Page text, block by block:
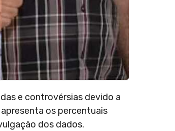
e controvérsias devido a
os percentuais
dos dados.